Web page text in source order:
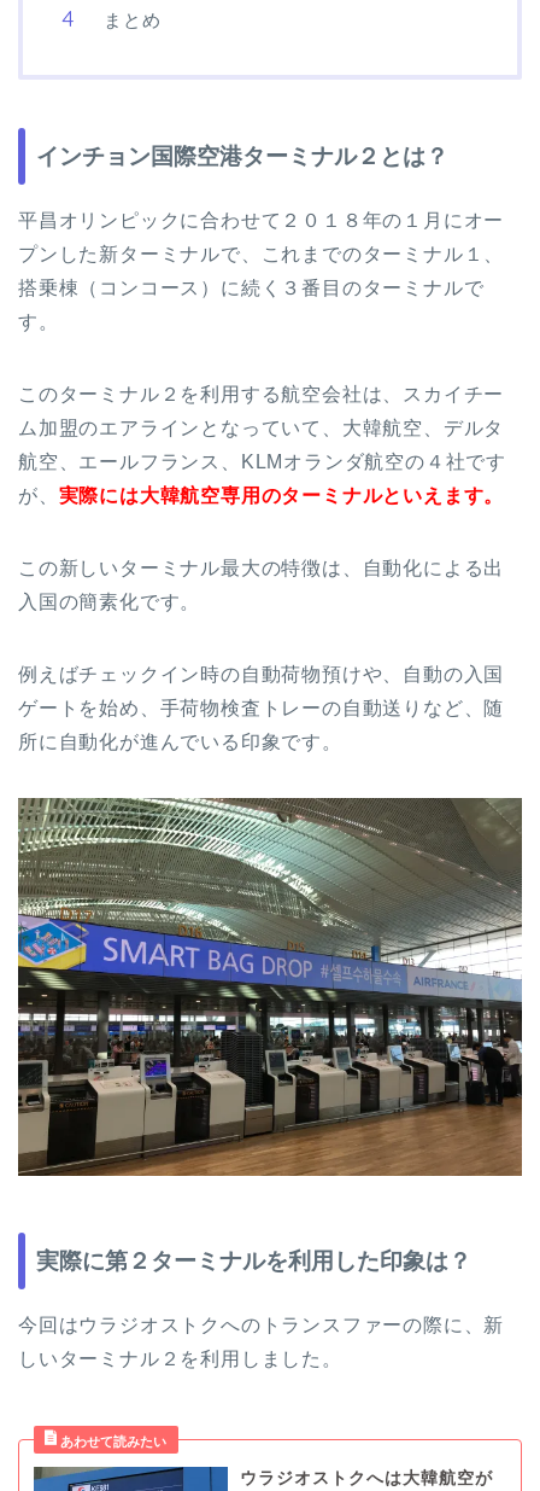
まとめ
インチョン国際空港ターミナル２とは？
平昌オリンピックに合わせて２０１８年の１月にオー
プンした新ターミナルで、これまでのターミナル１、
搭乗棟（コンコース）に続く３番目のターミナルで
す。
このターミナル２を利用する航空会社は、スカイチー
ム加盟のエアラインとなっていて、大韓航空、デルタ
航空、エールフランス、KLMオランダ航空の４社です
が、 実際には大韓航空専用のターミナルといえます。
この新しいターミナル最大の特徴は、自動化による出
入国の簡素化です。
例えばチェックイン時の自動荷物預けや、自動の入国
ゲートを始め、手荷物検査トレーの自動送りなど、随
所に自動化が進んでいる印象です。
実際に第２ターミナルを利用した印象は？
今回はウラジオストクへのトランスファーの際に、新
しいターミナル２を利用しました。
ウラジオストクへは大韓航空が